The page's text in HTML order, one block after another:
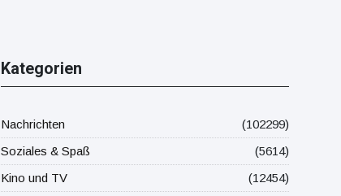
wie "jung" das
Instrument sein
kann.
Kategorien
Nachrichten
(102299)
Soziales & Spaß
(5614)
Kino und TV
(12454)